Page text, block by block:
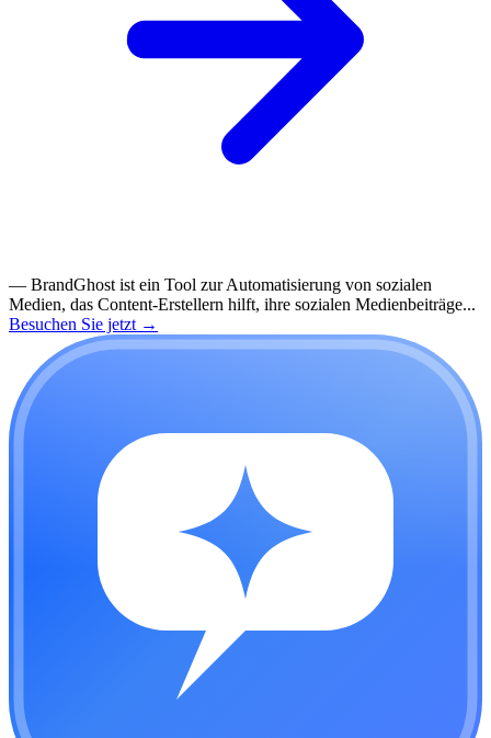
— BrandGhost ist ein Tool zur Automatisierung von sozialen
Medien, das Content-Erstellern hilft, ihre sozialen Medienbeiträge...
Besuchen Sie jetzt →